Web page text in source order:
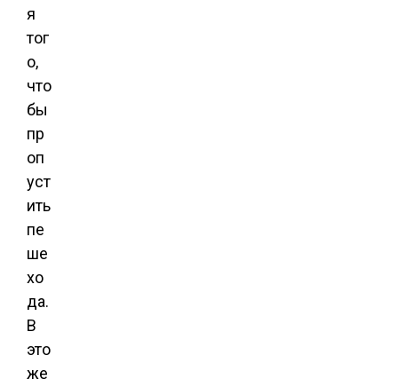
я
тог
о,
что
бы
пр
оп
уст
ить
пе
ше
хо
да.
В
это
же